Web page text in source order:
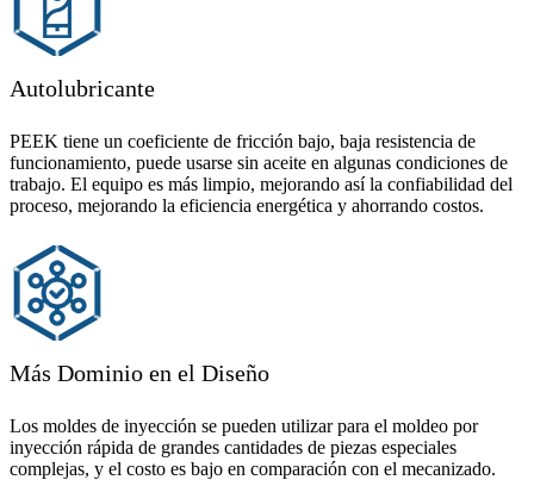
Autolubricante
PEEK tiene un coeficiente de fricción bajo, baja resistencia de
funcionamiento, puede usarse sin aceite en algunas condiciones de
trabajo. El equipo es más limpio, mejorando así la confiabilidad del
proceso, mejorando la eficiencia energética y ahorrando costos.
Más Dominio en el Diseño
Los moldes de inyección se pueden utilizar para el moldeo por
inyección rápida de grandes cantidades de piezas especiales
complejas, y el costo es bajo en comparación con el mecanizado.